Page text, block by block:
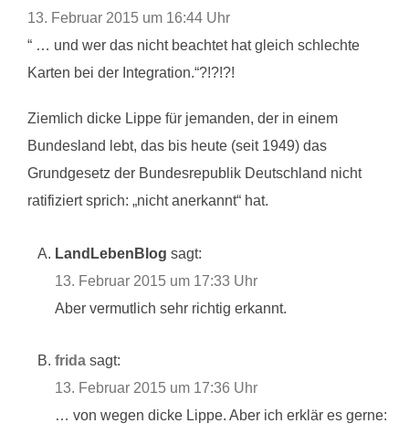
13. Februar 2015 um 16:44 Uhr
“ … und wer das nicht beachtet hat gleich schlechte
Karten bei der Integration.“?!?!?!
Ziemlich dicke Lippe für jemanden, der in einem
Bundesland lebt, das bis heute (seit 1949) das
Grundgesetz der Bundesrepublik Deutschland nicht
ratifiziert sprich: „nicht anerkannt“ hat.
LandLebenBlog sagt:
13. Februar 2015 um 17:33 Uhr
Aber vermutlich sehr richtig erkannt.
frida sagt:
13. Februar 2015 um 17:36 Uhr
… von wegen dicke Lippe. Aber ich erklär es gerne: